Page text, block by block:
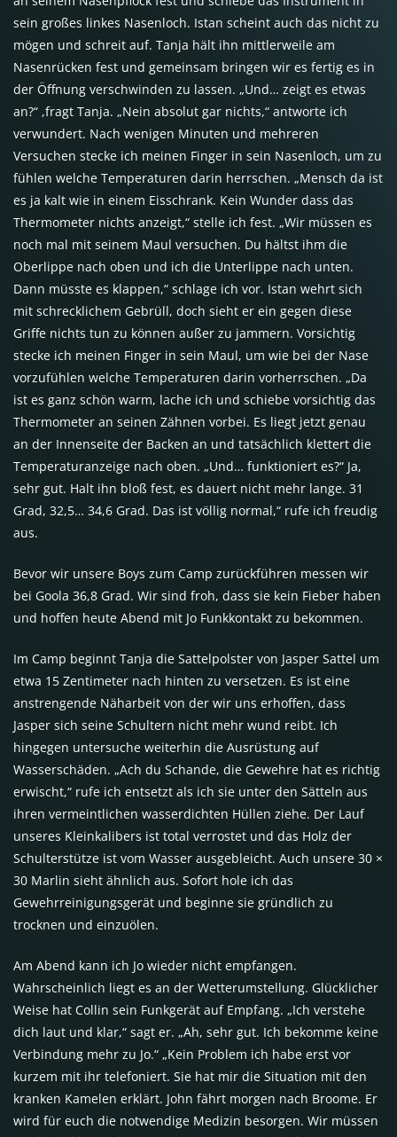
sein großes linkes Nasenloch. Istan scheint auch das nicht zu
mögen und schreit auf. Tanja hält ihn mittlerweile am
Nasenrücken fest und gemeinsam bringen wir es fertig es in
der Öffnung verschwinden zu lassen. „Und… zeigt es etwas
an?“ ,fragt Tanja. „Nein absolut gar nichts,“ antworte ich
verwundert. Nach wenigen Minuten und mehreren
Versuchen stecke ich meinen Finger in sein Nasenloch, um zu
fühlen welche Temperaturen darin herrschen. „Mensch da ist
es ja kalt wie in einem Eisschrank. Kein Wunder dass das
Thermometer nichts anzeigt,“ stelle ich fest. „Wir müssen es
noch mal mit seinem Maul versuchen. Du hältst ihm die
Oberlippe nach oben und ich die Unterlippe nach unten.
Dann müsste es klappen,“ schlage ich vor. Istan wehrt sich
mit schrecklichem Gebrüll, doch sieht er ein gegen diese
Griffe nichts tun zu können außer zu jammern. Vorsichtig
stecke ich meinen Finger in sein Maul, um wie bei der Nase
vorzufühlen welche Temperaturen darin vorherrschen. „Da
ist es ganz schön warm, lache ich und schiebe vorsichtig das
Thermometer an seinen Zähnen vorbei. Es liegt jetzt genau
an der Innenseite der Backen an und tatsächlich klettert die
Temperaturanzeige nach oben. „Und… funktioniert es?“ Ja,
sehr gut. Halt ihn bloß fest, es dauert nicht mehr lange. 31
Grad, 32,5… 34,6 Grad. Das ist völlig normal,“ rufe ich freudig
aus.
Bevor wir unsere Boys zum Camp zurückführen messen wir
bei Goola 36,8 Grad. Wir sind froh, dass sie kein Fieber haben
und hoffen heute Abend mit Jo Funkkontakt zu bekommen.
Im Camp beginnt Tanja die Sattelpolster von Jasper Sattel um
etwa 15 Zentimeter nach hinten zu versetzen. Es ist eine
anstrengende Näharbeit von der wir uns erhoffen, dass
Jasper sich seine Schultern nicht mehr wund reibt. Ich
hingegen untersuche weiterhin die Ausrüstung auf
Wasserschäden. „Ach du Schande, die Gewehre hat es richtig
erwischt,“ rufe ich entsetzt als ich sie unter den Sätteln aus
ihren vermeintlichen wasserdichten Hüllen ziehe. Der Lauf
unseres Kleinkalibers ist total verrostet und das Holz der
Schulterstütze ist vom Wasser ausgebleicht. Auch unsere 30 ×
30 Marlin sieht ähnlich aus. Sofort hole ich das
Gewehrreinigungsgerät und beginne sie gründlich zu
trocknen und einzuölen.
Am Abend kann ich Jo wieder nicht empfangen.
Wahrscheinlich liegt es an der Wetterumstellung. Glücklicher
Weise hat Collin sein Funkgerät auf Empfang. „Ich verstehe
dich laut und klar,“ sagt er. „Ah, sehr gut. Ich bekomme keine
Verbindung mehr zu Jo.“ „Kein Problem ich habe erst vor
kurzem mit ihr telefoniert. Sie hat mir die Situation mit den
kranken Kamelen erklärt. John fährt morgen nach Broome. Er
wird für euch die notwendige Medizin besorgen. Wir müssen